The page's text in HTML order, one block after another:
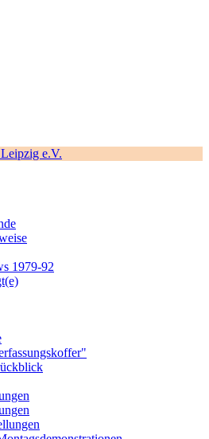
1979-92